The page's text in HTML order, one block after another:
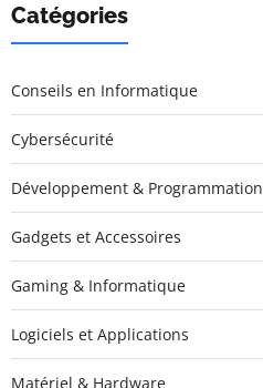
Catégories
Conseils en Informatique
Cybersécurité
Développement & Programmation
Gadgets et Accessoires
Gaming & Informatique
Logiciels et Applications
Matériel & Hardware